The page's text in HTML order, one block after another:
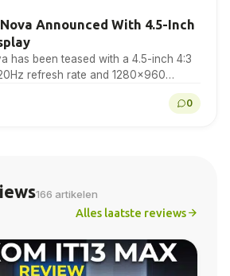
Announced With 4.5-Inch
has been teased with a 4.5-inch 4:3
refresh rate and 1280×960
0
166 artikelen
Alles laatste reviews